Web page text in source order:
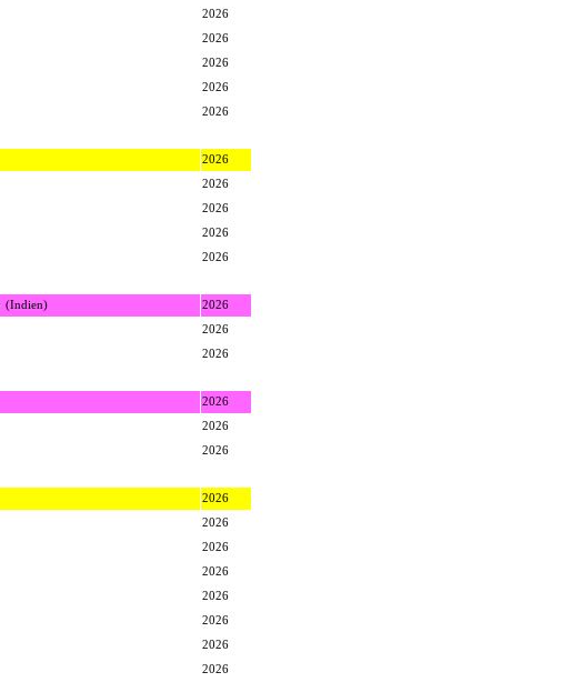
2026
2026
2026
2026
2026
2026
2026
2026
2026
2026
(Indien)
2026
2026
2026
2026
2026
2026
2026
2026
2026
2026
2026
2026
2026
2026